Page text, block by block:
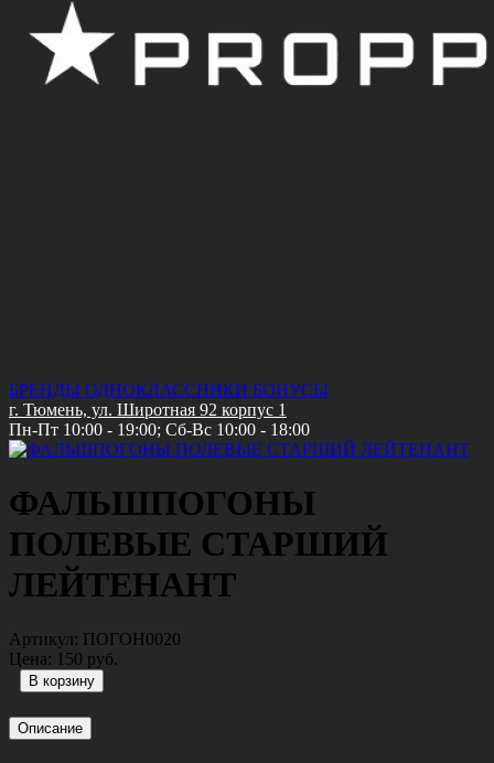
БРЕНДЫ ОДНОКЛАССНИКИ БОНУСЫ
г. Тюмень, ул. Широтная 92 корпус 1
Пн-Пт 10:00 - 19:00; Сб-Вс 10:00 - 18:00
ФАЛЬШПОГОНЫ
ПОЛЕВЫЕ СТАРШИЙ
ЛЕЙТЕНАНТ
Артикул: ПОГОН0020
Цена: 150 руб.
Описание